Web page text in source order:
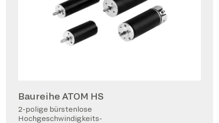
Baureihe ATOM HS
2-polige bürstenlose
Hochgeschwindigkeits-